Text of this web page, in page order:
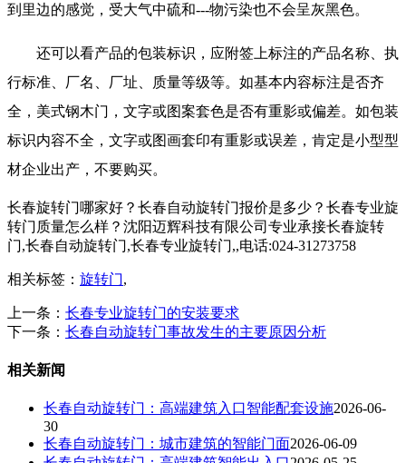
到里边的感觉，受大气中硫和---物污染也不会呈灰黑色。
还可以看产品的包装标识，应附签上标注的产品名称、执
行标准、厂名、厂址、质量等级等。如基本内容标注是否齐
全，美式钢木门，文字或图案套色是否有重影或偏差。如包装
标识内容不全，文字或图画套印有重影或误差，肯定是小型型
材企业出产，不要购买。
长春旋转门哪家好？长春自动旋转门报价是多少？长春专业旋
转门质量怎么样？沈阳迈辉科技有限公司专业承接长春旋转
门,长春自动旋转门,长春专业旋转门,,电话:024-31273758
相关标签： 旋转门,
上一条： 长春专业旋转门的安装要求
下一条： 长春自动旋转门事故发生的主要原因分析
相关新闻
长春自动旋转门：高端建筑入口智能配套设施2026-06-
30
长春自动旋转门：城市建筑的智能门面2026-06-09